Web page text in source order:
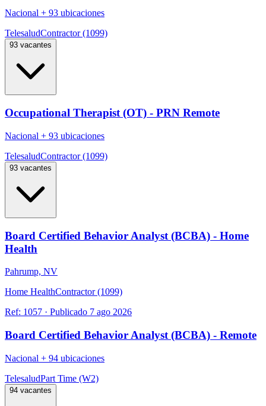
Nacional + 93 ubicaciones
TelesaludContractor (1099)
93 vacantes
Occupational Therapist (OT) - PRN Remote
Nacional + 93 ubicaciones
TelesaludContractor (1099)
93 vacantes
Board Certified Behavior Analyst (BCBA) - Home
Health
Pahrump, NV
Home HealthContractor (1099)
Ref: 1057 · Publicado 7 ago 2026
Board Certified Behavior Analyst (BCBA) - Remote
Nacional + 94 ubicaciones
TelesaludPart Time (W2)
94 vacantes